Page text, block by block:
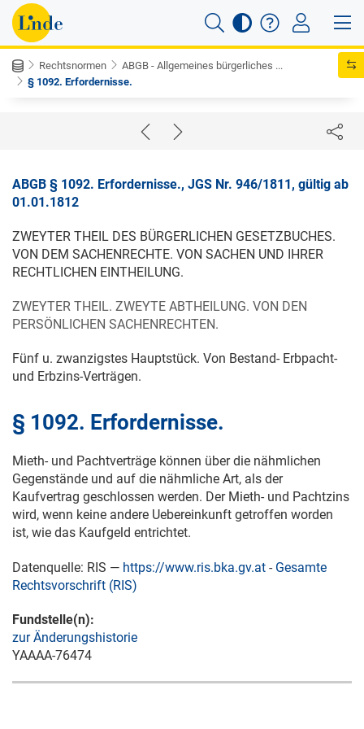
Rechtsnormen
ABGB - Allgemeines bürgerliches ...
§ 1092. Erfordernisse.
ABGB § 1092. Erfordernisse., JGS Nr. 946/1811, gültig ab
01.01.1812
ZWEYTER THEIL DES BÜRGERLICHEN GESETZBUCHES.
VON DEM SACHENRECHTE. VON SACHEN UND IHRER
RECHTLICHEN EINTHEILUNG.
ZWEYTER THEIL. ZWEYTE ABTHEILUNG. VON DEN
PERSÖNLICHEN SACHENRECHTEN.
Fünf u. zwanzigstes Hauptstück. Von Bestand- Erbpacht-
und Erbzins-Verträgen.
§ 1092. Erfordernisse.
Mieth- und Pachtverträge können über die nähmlichen
Gegenstände und auf die nähmliche Art, als der
Kaufvertrag geschlossen werden. Der Mieth- und Pachtzins
wird, wenn keine andere Uebereinkunft getroffen worden
ist, wie das Kaufgeld entrichtet.
Datenquelle: RIS — https://www.ris.bka.gv.at - Gesamte
Rechtsvorschrift (RIS)
Fundstelle(n):
zur Änderungshistorie
YAAAA-76474